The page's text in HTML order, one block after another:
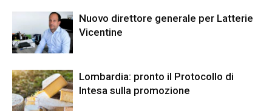
Nuovo direttore generale per Latterie
Vicentine
Lombardia: pronto il Protocollo di
Intesa sulla promozione